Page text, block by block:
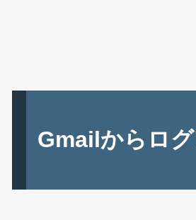
Gmailからロ